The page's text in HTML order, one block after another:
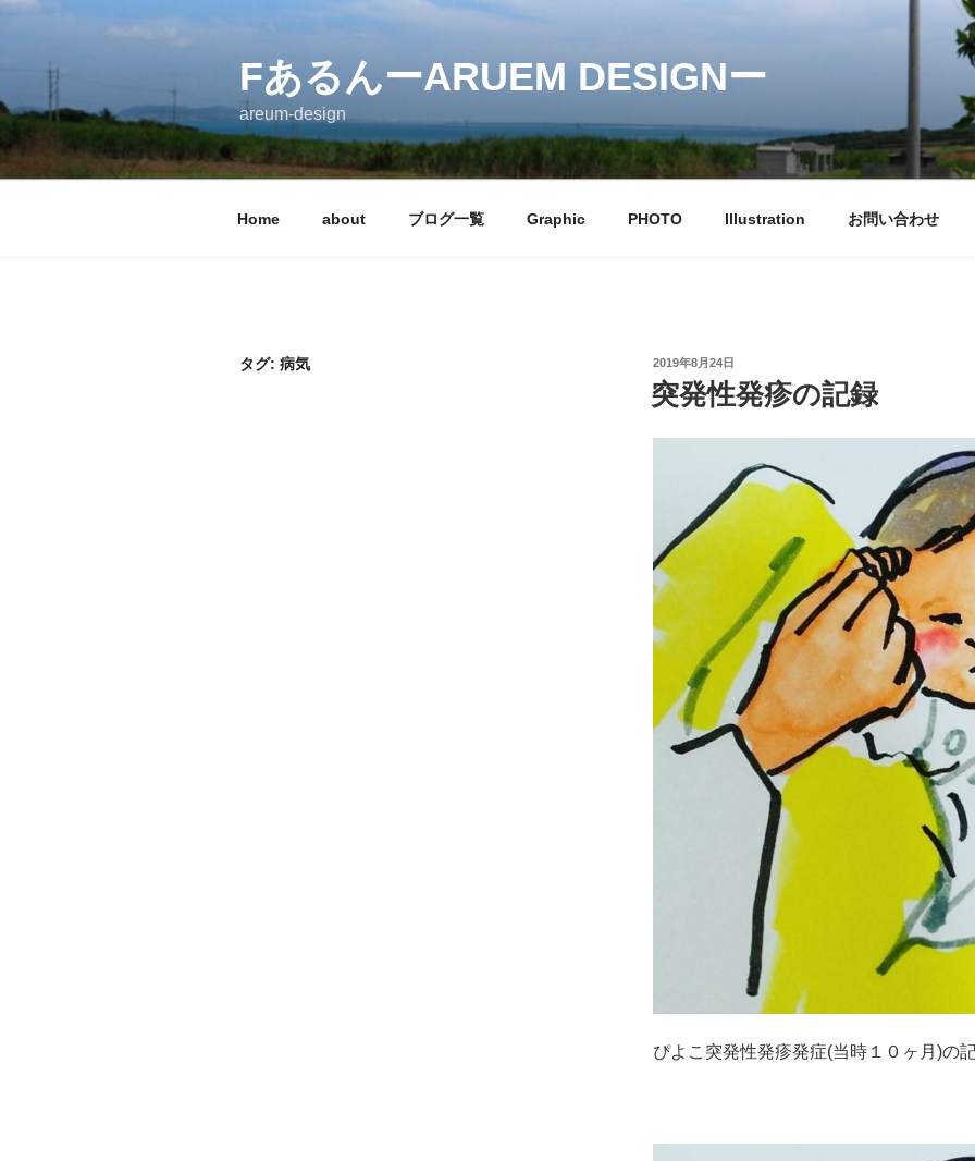
コ
ツ
へ
ス
FあるんーARUEM DESIGNー
areum-design
Home about ブログ一覧 Graphic PHOTO Illustration お問い合わせ
タグ: 病気
投
稿
日:
2019年8月24日
突発性発疹の記録
ぴよこ突発性発疹発症(当時１０ヶ月)の